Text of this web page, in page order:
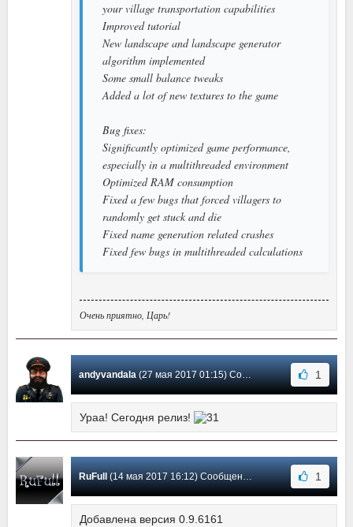
your village transportation capabilities
Improved tutorial
New landscape and landscape generator
algorithm implemented
Some small balance tweaks
Added a lot of new textures to the game
Bug fixes:
Significantly optimized game performance,
especially in a multithreaded environment
Optimized RAM consumption
Fixed a few bugs that forced villagers to
randomly get stuck and die
Fixed name generation related crashes
Fixed few bugs in multithreaded calculations
Очень приятно, Царь!
andyvandala(27 мая 2017 01:15) Сообщение #47 1
Ураа! Сегодня релиз!
RuFull (14 мая 2017 16:12) Сообщение #46 1
Добавлена версия 0.9.6161